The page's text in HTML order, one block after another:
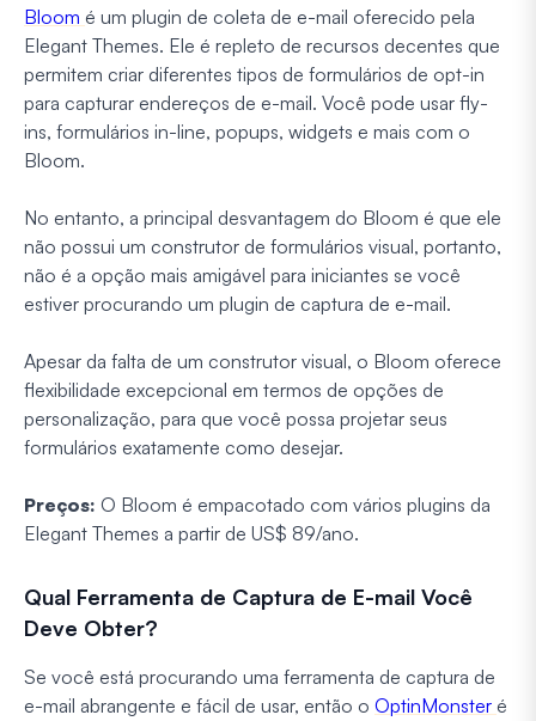
Bloom é um plugin de coleta de e-mail oferecido pela
Elegant Themes. Ele é repleto de recursos decentes que
permitem criar diferentes tipos de formulários de opt-in
para capturar endereços de e-mail. Você pode usar fly-
ins, formulários in-line, popups, widgets e mais com o
Bloom.
No entanto, a principal desvantagem do Bloom é que ele
não possui um construtor de formulários visual, portanto,
não é a opção mais amigável para iniciantes se você
estiver procurando um plugin de captura de e-mail.
Apesar da falta de um construtor visual, o Bloom oferece
flexibilidade excepcional em termos de opções de
personalização, para que você possa projetar seus
formulários exatamente como desejar.
Preços: O Bloom é empacotado com vários plugins da
Elegant Themes a partir de US$ 89/ano.
Qual Ferramenta de Captura de E-mail Você
Deve Obter?
Se você está procurando uma ferramenta de captura de
e-mail abrangente e fácil de usar, então o OptinMonster é